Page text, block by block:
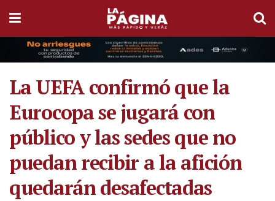
La UEFA confirmó que la
Eurocopa se jugará con
público y las sedes que no
puedan recibir a la afición
quedarán desafectadas